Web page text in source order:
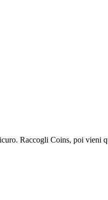
Raccogli Coins, poi vieni